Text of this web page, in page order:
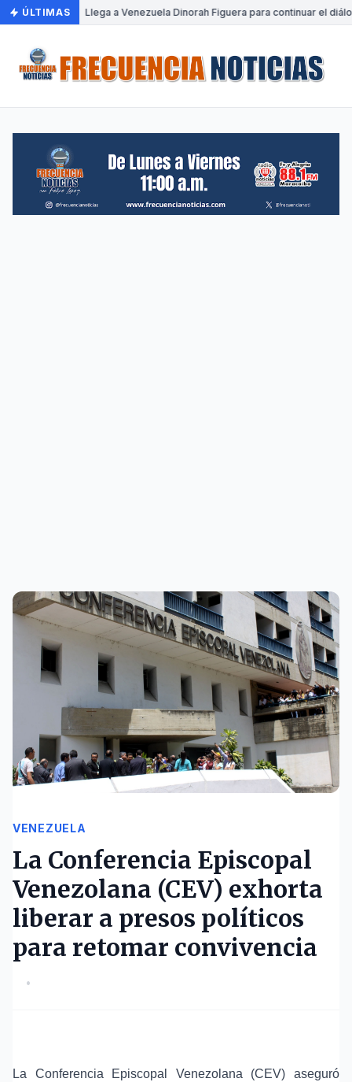
ÚLTIMAS• Llega a Venezuela Dinorah Figuera para continuar el
VENEZUELA
La Conferencia Episcopal
Venezolana (CEV) exhorta
liberar a presos políticos
para retomar convivencia
•
La Conferencia Episcopal Venezolana (CEV) aseguró